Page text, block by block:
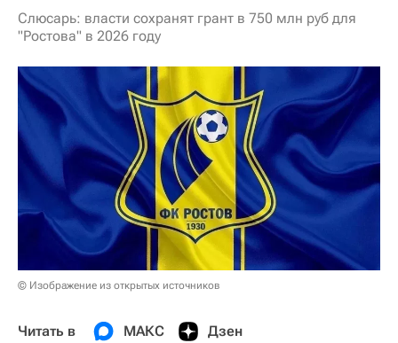
Слюсарь: власти сохранят грант в 750 млн руб для
"Ростова" в 2026 году
© Изображение из открытых источников
Читать в МАКС Дзен